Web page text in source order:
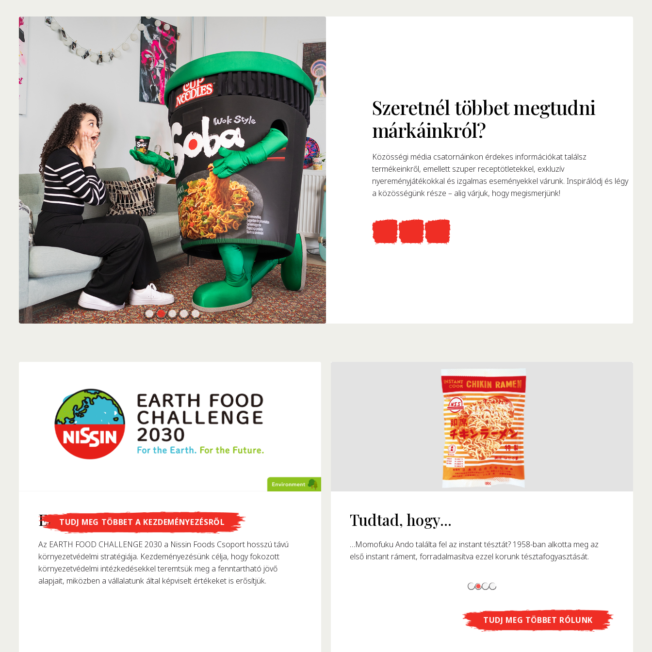
Szeretnél többet megtudni
márkáinkról?
Közösségi média csatornáinkon érdekes információkat találsz
termékeinkről, emellett szuper receptötletekkel, exkluzív
nyereményjátékokkal és izgalmas eseményekkel várunk. Inspirálódj és légy
a közösségünk része – alig várjuk, hogy megismerjünk!
Earth Food Challenge
Az EARTH FOOD CHALLENGE 2030 a Nissin Foods Csoport hosszú távú
környezetvédelmi stratégiája. Kezdeményezésünk célja, hogy fokozott
környezetvédelmi intézkedésekkel teremtsük meg a fenntartható jövő
alapjait, miközben a vállalatunk által képviselt értékeket is erősítjük.
TUDJ MEG TÖBBET A KEZDEMÉNYEZÉSRŐL
Tudtad, hogy...
…Momofuku Ando találta fel az instant tésztát? 1958-ban alkotta meg az
első instant ráment, forradalmasítva ezzel korunk tésztafogyasztását.
Tudtad, hogy...
...ellátogathatsz az eredeti fakunyhó replikájába, ahol az instant tésztát
TUDJ MEG TÖBBET RÓLUNK